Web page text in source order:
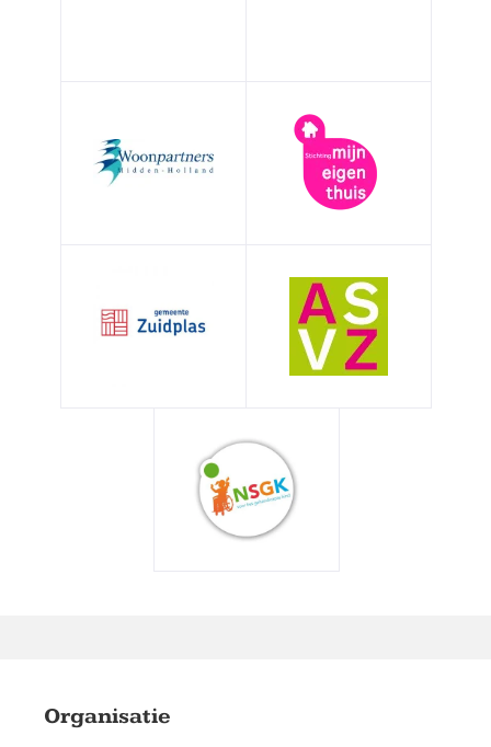
Widgets
Organisatie